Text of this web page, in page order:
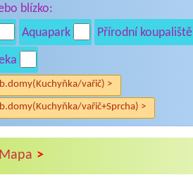
blízko:
Aquapark Přírodní koupaliště
vařič) >
vařič+Sprcha) >
Mapa >